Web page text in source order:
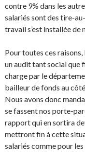
contre 9% dans les
salariés sont des tire-
travail s’est installée
Pour toutes ces raisons,
un audit tant social que
charge par le
bailleur de fonds au
Nous avons donc
se fassent nos porte-
rapport qui en sortira
mettront fin à cette
salariés comme pour les